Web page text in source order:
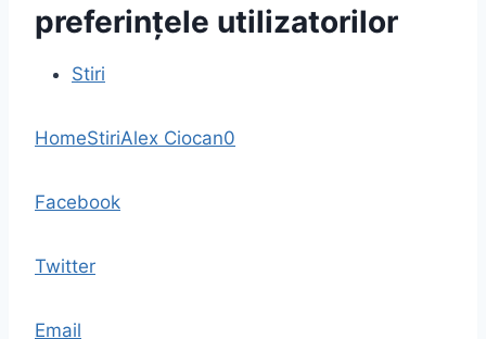
preferințele utilizatorilor
Stiri
HomeStiriAlex Ciocan0
Facebook
Twitter
Email